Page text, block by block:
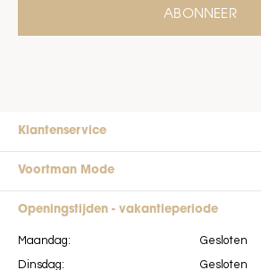
ABONNEER
Klantenservice
Voortman Mode
Openingstijden - vakantieperiode
Maandag:
Dinsdag:
Gesloten
Gesloten